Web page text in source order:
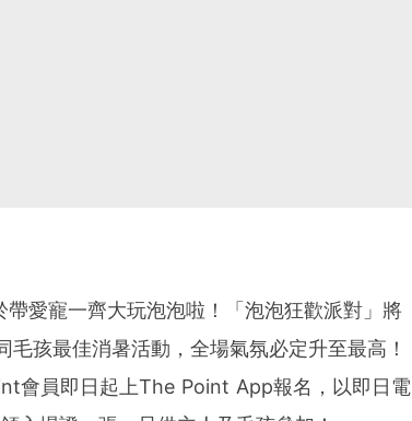
愛寵一齊大玩泡泡啦！「泡泡狂歡派對」將
孩最佳消暑活動，全場氣氛必定升至最高！
會員即日起上The Point App報名，以即日電